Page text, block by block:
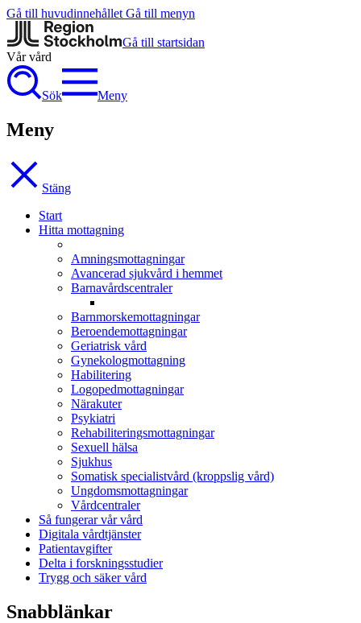
Gå till huvudinnehållet Gå till menyn
Gå till startsidan
Vår vård
Sök Meny
Meny
Stäng
Start
Hitta mottagning
Amningsmottagningar
Avancerad sjukvård i hemmet
Barnavårdscentraler
Barnmorskemottagningar
Beroendemottagningar
Geriatrisk vård
Gynekologmottagning
Habilitering
Logopedmottagningar
Närakuter
Psykiatri
Rehabiliteringsmottagningar
Sexuell hälsa
Sjukhus
Somatisk specialistvård (kroppslig vård)
Ungdomsmottagningar
Vårdcentraler
Så fungerar vår vård
Digitala vårdtjänster
Patientavgifter
Delta i forskningsstudier
Trygg och säker vård
Snabblänkar